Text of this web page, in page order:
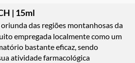
| 15ml
das regiões montanhosas da
empregada localmente como um
bastante eficaz, sendo
atividade farmacológica